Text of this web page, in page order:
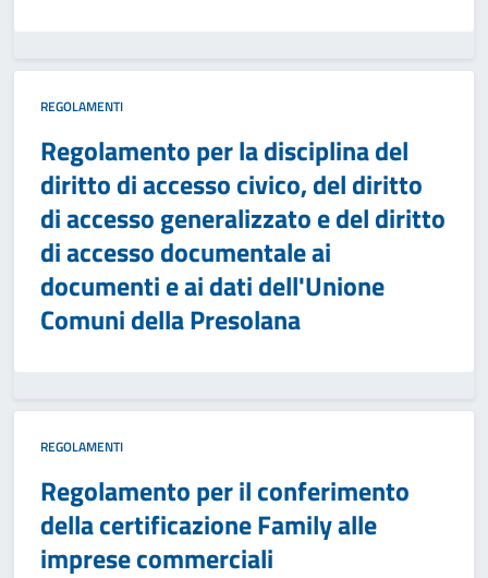
REGOLAMENTI
Regolamento per la disciplina del
diritto di accesso civico, del diritto
di accesso generalizzato e del diritto
di accesso documentale ai
documenti e ai dati dell'Unione
Comuni della Presolana
REGOLAMENTI
Regolamento per il conferimento
della certificazione Family alle
imprese commerciali